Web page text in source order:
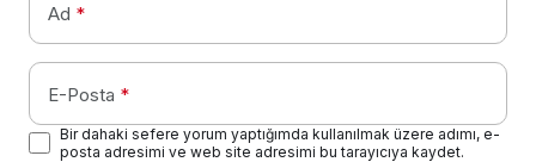
Ad *
E-Posta *
Bir dahaki sefere yorum yaptığımda kullanılmak üzere adımı, e-
posta adresimi ve web site adresimi bu tarayıcıya kaydet.